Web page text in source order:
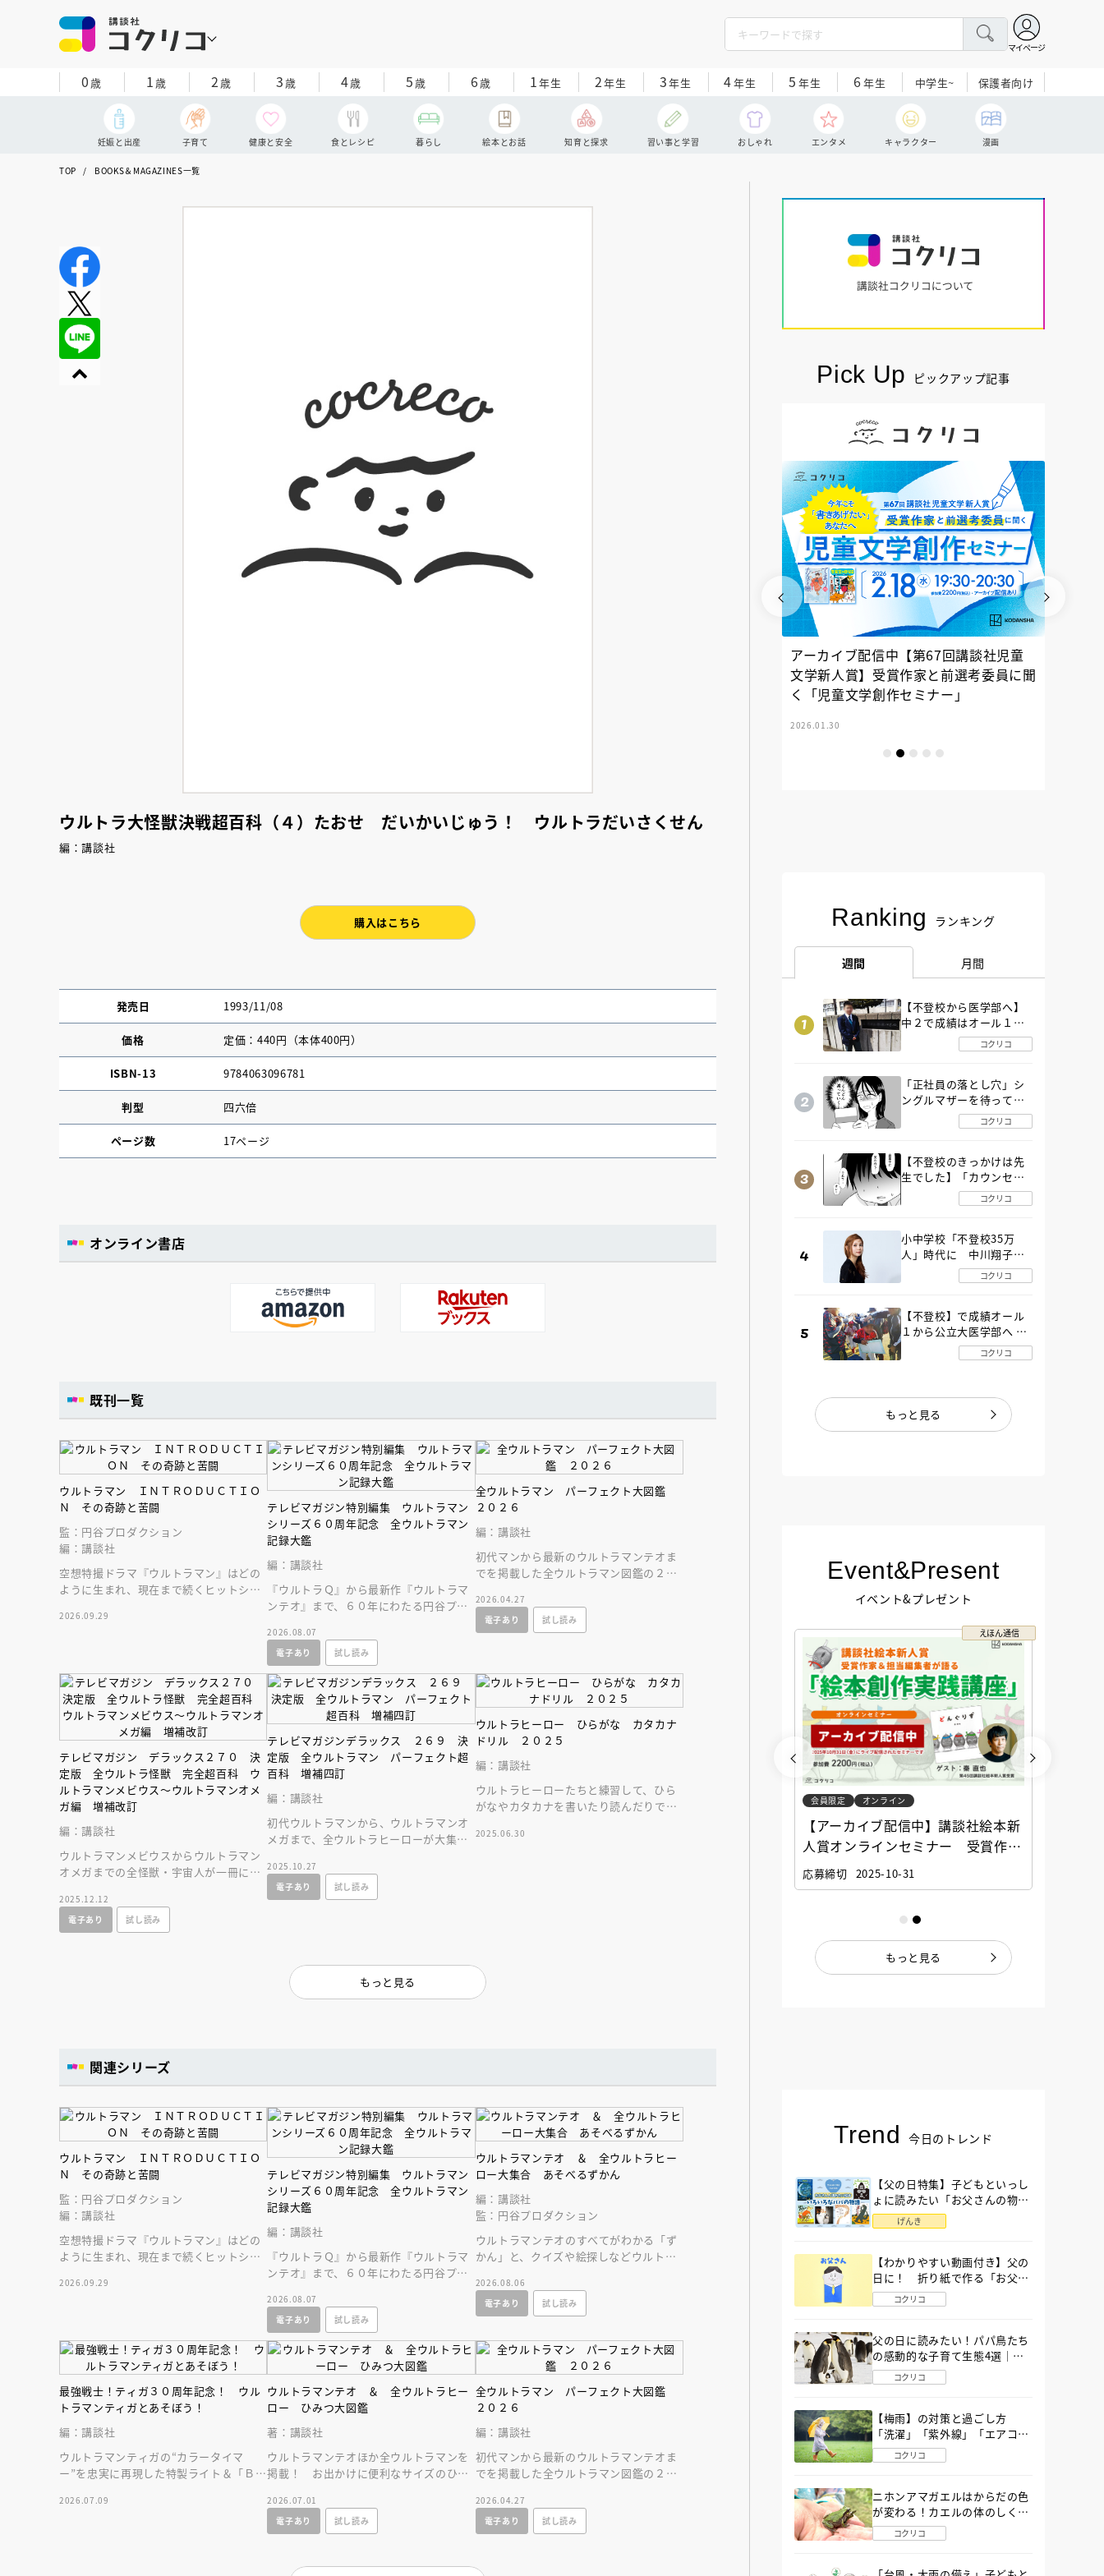
マイページ
0歳 1歳 2歳 3歳 4歳 5歳 6歳 1年生 2年生 3年生 4年生 5 年生 6年生 中学生~ 保護者向け
妊娠と出産 子育て 健康と安全 食とレシピ 暮らし 絵本とお話 知育と探求 習い事と学習 おしゃれ エンタメ キャラクター 漫画
TOP BOOKS＆MAGAZINES一覧
ウルトラ大怪獣決戦超百科（４）たおせ だいかいじゅう！ ウルトラだいさくせん
編：講談社
購入はこちら
発売日 1993/11/08
価格 定価：440円（本体400円）
ISBN-13 9784063096781
判型 四六倍
ページ数 17ページ
オンライン書店
既刊一覧
ウルトラマン ＩＮＴＲＯＤＵＣＴＩＯ
Ｎ その奇跡と苦闘
監：円谷プロダクション
編：講談社
空想特撮ドラマ『ウルトラマン』はどの
ように生まれ、現在まで続くヒットシリ
冊です。
2026.09.29
テレビマガジン特別編集 ウルトラマン
シリーズ６０周年記念 全ウルトラマン
記録大鑑
編：講談社
『ウルトラＱ』から最新作『ウルトラマ
ンテオ』まで、６０年にわたる円谷プロ
ージ超に大収録！
2026.08.07
電子あり
試し読み
全ウルトラマン パーフェクト大図鑑
２０２６
編：講談社
初代マンから最新のウルトラマンテオま
でを掲載した全ウルトラマン図鑑の２０
ルを大公開！
2026.04.27
電子あり
試し読み
テレビマガジン デラックス２７０ 決
定版 全ウルトラ怪獣 完全超百科 ウ
ルトラマンメビウス～ウルトラマンオメ
ガ編 増補改訂
編：講談社
ウルトラマンメビウスからウルトラマン
オメガまでの全怪獣・宇宙人が一冊に大
2025.12.12
電子あり
試し読み
テレビマガジンデラックス ２６９ 決
定版 全ウルトラマン パーフェクト超
百科 増補四訂
編：講談社
初代ウルトラマンから、ウルトラマンオ
メガまで、全ウルトラヒーローが大集
技などを大公開だ。
2025.10.27
電子あり
試し読み
ウルトラヒーロー ひらがな カタカナ
ドリル ２０２５
編：講談社
ウルトラヒーローたちと練習して、ひら
がなやカタカナを書いたり読んだりでき
2025.06.30
もっと見る
関連シリーズ
ウルトラマン ＩＮＴＲＯＤＵＣＴＩＯ
Ｎ その奇跡と苦闘
監：円谷プロダクション
編：講談社
空想特撮ドラマ『ウルトラマン』はどの
ように生まれ、現在まで続くヒットシリ
冊です。
2026.09.29
テレビマガジン特別編集 ウルトラマン
シリーズ６０周年記念 全ウルトラマン
記録大鑑
編：講談社
『ウルトラＱ』から最新作『ウルトラマ
ンテオ』まで、６０年にわたる円谷プロ
ージ超に大収録！
2026.08.07
電子あり
試し読み
ウルトラマンテオ ＆ 全ウルトラヒー
ロー大集合 あそべるずかん
編：講談社
監：円谷プロダクション
ウルトラマンテオのすべてがわかる「ず
かん」と、クイズや絵探しなどウルトラ
っと一冊に！
2026.08.06
電子あり
試し読み
最強戦士！ティガ３０周年記念！ ウル
トラマンティガとあそぼう！
編：講談社
ウルトラマンティガの“カラータイマ
ー”を忠実に再現した特製ライト＆「ＢＲ
ド付録つき！
2026.07.09
ウルトラマンテオ ＆ 全ウルトラヒー
ロー ひみつ大図鑑
著：講談社
ウルトラマンテオほか全ウルトラマンを
掲載！ お出かけに便利なサイズのひみ
かる！
2026.07.01
電子あり
試し読み
全ウルトラマン パーフェクト大図鑑
２０２６
編：講談社
初代マンから最新のウルトラマンテオま
でを掲載した全ウルトラマン図鑑の２０
ルを大公開！
2026.04.27
電子あり
試し読み
Pick Up ピックアップ記事
アーカイブ配信中【第67回講談社児童
文学新人賞】受賞作家と前選考委員に聞
く「児童文学創作セミナー」
2026.01.30
Ranking ランキング
週間 月間
【不登校から医学部へ】
中２で成績はオール１
「昼夜逆転」したわが子
を”夜遊び”に連れ出した
コクリコ
「正社員の落とし穴」シ
ングルマザーを待ってい
た“魔の２年間”【後編】
コクリコ
【不登校のきっかけは先
生でした】「カウンセリ
ングの時間」生徒の情報
をバラしたのは…《第２
コクリコ
小中学校「不登校35万
人」時代に 中川翔子さ
んが審査委員長「不登校
生動画甲子園 2026」が開
コクリコ
【不登校】で成績オール
１から公立大医学部へ 中
２で起立性調節障害「治
るまで３年」の診断 その
コクリコ
もっと見る
Event&Present
イベント&プレゼント
えほん通信
会員限定
【アーカイブ配信中】講談社絵本新
人賞オンラインセミナー 受賞作家
と担当編集者が語る「絵本創作実践
講座」
応募締切 2025-10-31
会員限定 オンライン
えほん通信
会員限定 オンライン
【アーカイブ配信中】講談社絵本新
人賞オンラインセミナー 受賞作家
と担当編集者が語る「絵本創作実践
講座」
応募締切 2025-10-31
もっと見る
Trend 今日のトレンド
【父の日特集】子どもといっし
ょに読みたい「お父さんの物
語」６選
げんき
【わかりやすい動画付き】父の
日に！ 折り紙で作る「お父さ
ん」の簡単な折り方
コクリコ
父の日に読みたい！パパ鳥たち
の感動的な子育て生態4選｜図
鑑MOVE
コクリコ
【梅雨】の対策と過ごし方
「洗濯」「紫外線」「エアコ
ン」「ゲリラ豪雨」…〔気象予
報士が完全ガイド〕
コクリコ
ニホンアマガエルはからだの色
が変わる！カエルの体のしくみ
から両生類の特ちょうまで図鑑
MOVEが解説！
コクリコ